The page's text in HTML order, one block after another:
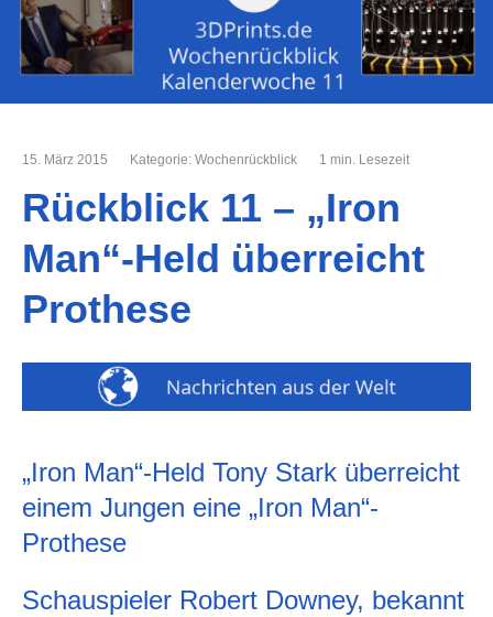
15. März 2015 Kategorie: Wochenrückblick 1 min. Lesezeit
Rückblick 11 – „Iron
Man“-Held überreicht
Prothese
„Iron Man“-Held Tony Stark überreicht
einem Jungen eine „Iron Man“-
Prothese
Schauspieler Robert Downey, bekannt